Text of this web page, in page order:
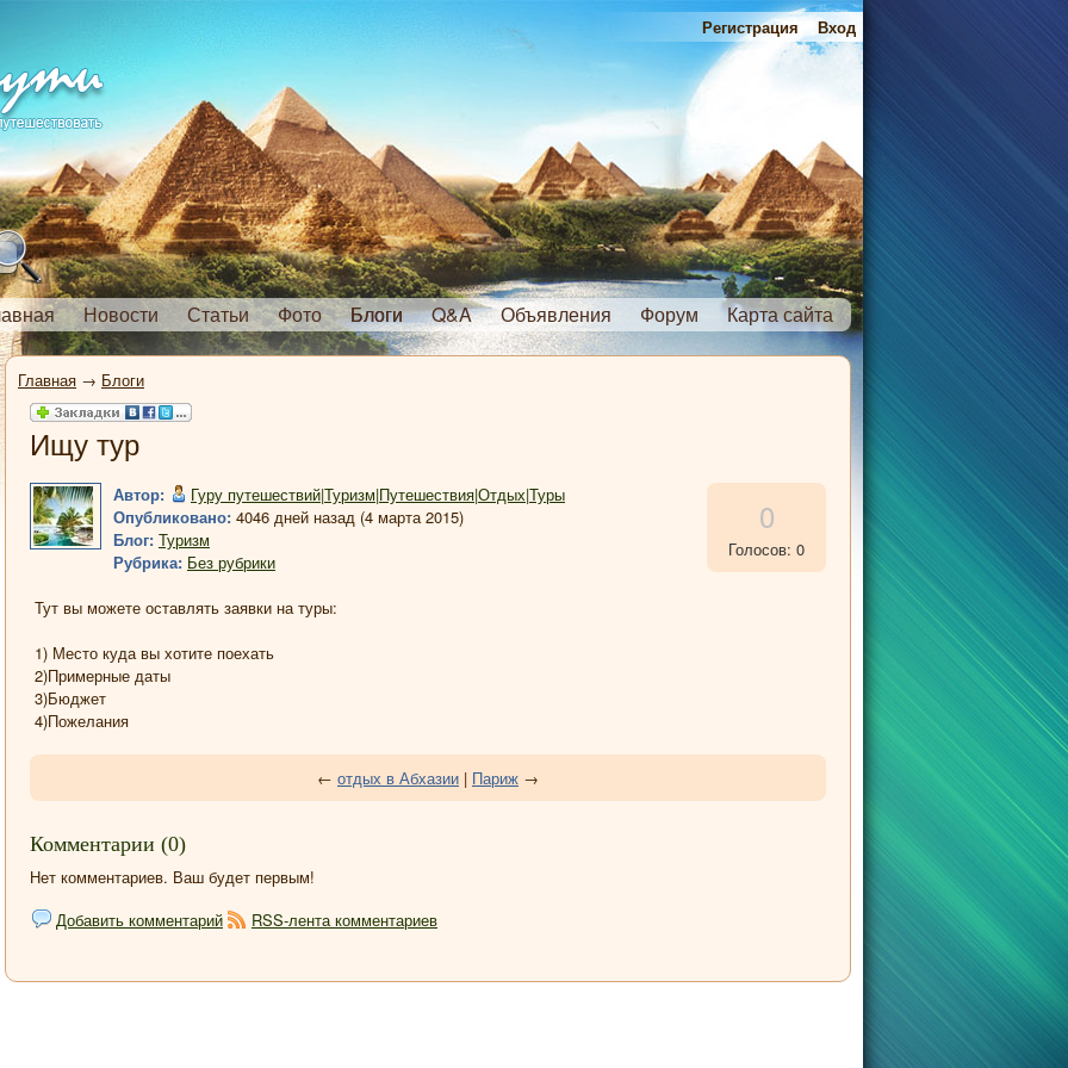
Регистрация Вход
Новости Статьи Фото Блоги Q&A Объявления Форум Карта сайта
Главная → Блоги
Ищу тур
Автор:
Гуру путешествий|Туризм|Путешествия|Отдых|Туры
Опубликовано: 4046 дней назад (4 марта 2015)
Блог: Туризм
Рубрика: Без рубрики
0
Голосов: 0
Тут вы можете оставлять заявки на туры:
1) Место куда вы хотите поехать
2)Примерные даты
3)Бюджет
4)Пожелания
← отдых в Абхазии | Париж →
Комментарии (0)
Нет комментариев. Ваш будет первым!
Добавить комментарий
RSS-лента комментариев